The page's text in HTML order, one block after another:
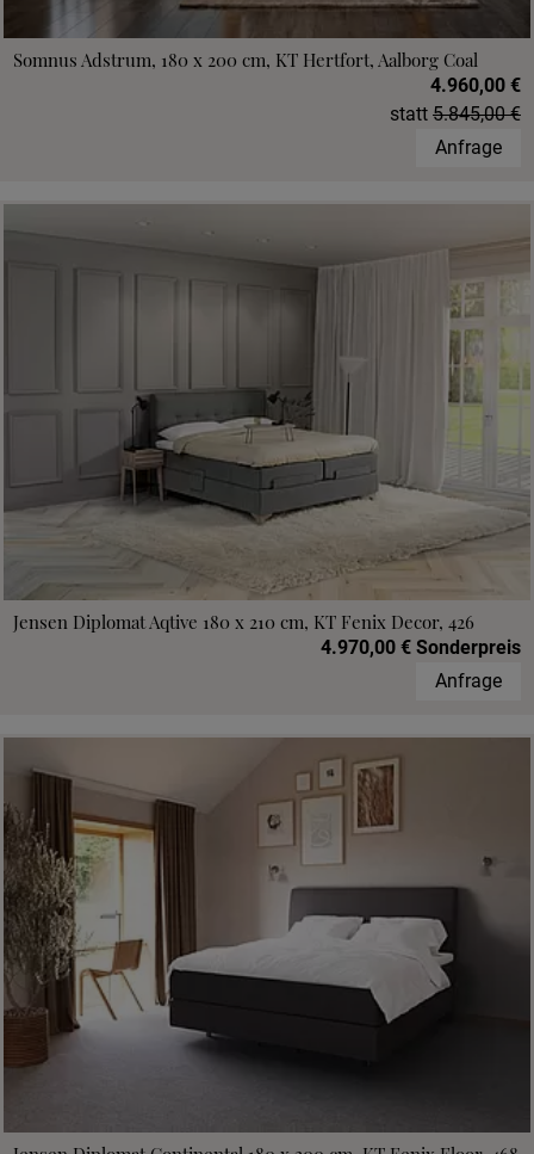
Somnus Adstrum, 180 x 200 cm, KT Hertfort, Aalborg Coal
4.960,00 €
statt 5.845,00 €
Anfrage
Jensen Diplomat Aqtive 180 x 210 cm, KT Fenix Decor, 426
4.970,00 € Sonderpreis
Anfrage